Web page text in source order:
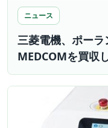
ニュース
三菱電機、ポー
MEDCOMを買収